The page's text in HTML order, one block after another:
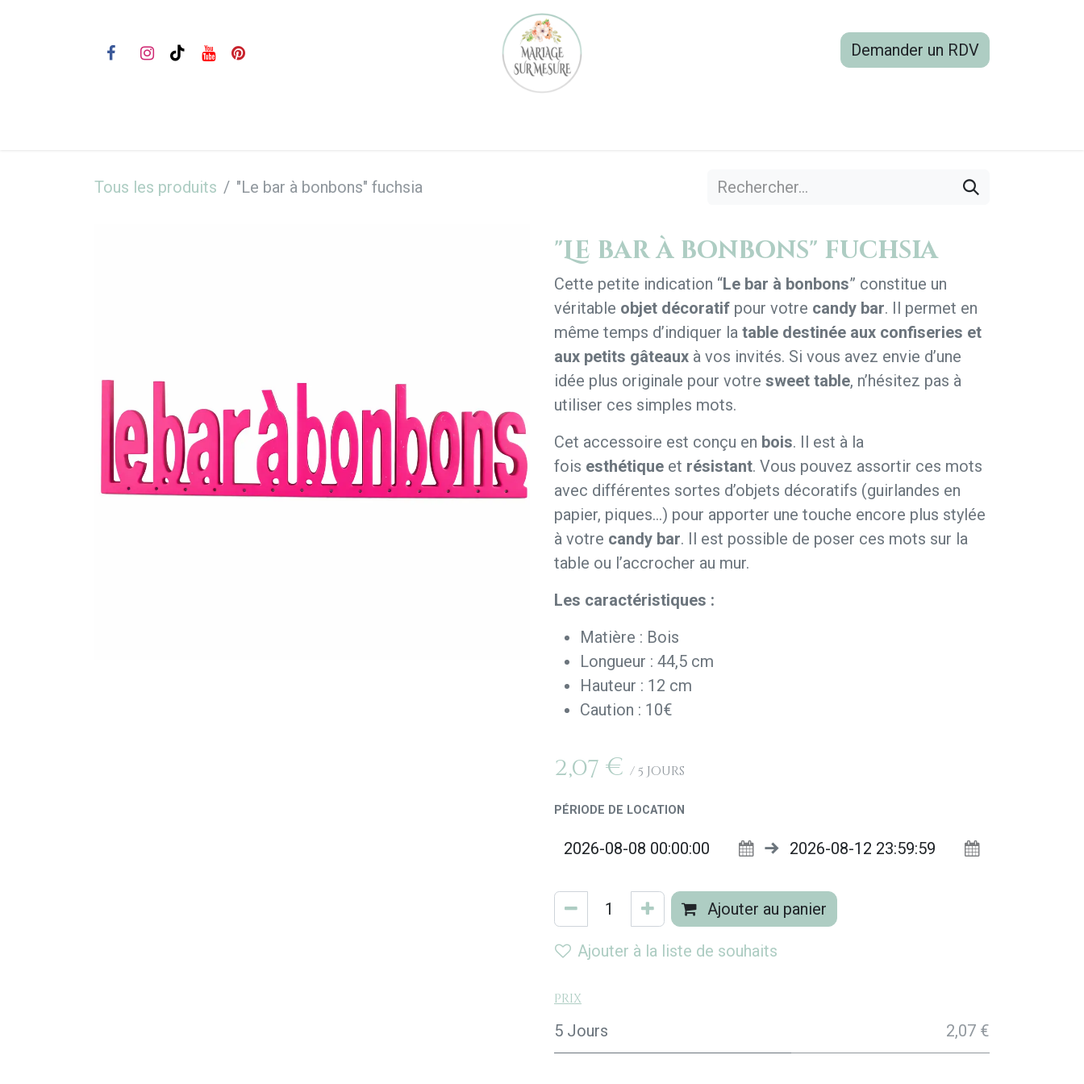
Demander un RDV
Tous les produits "Le bar à bonbons" fuchsia
"Le bar à bonbons" fuchsia
Cette petite indication “Le bar à bonbons” constitue un
véritable objet décoratif pour votre candy bar. Il permet en
même temps d’indiquer la table destinée aux confiseries et
aux petits gâteaux à vos invités. Si vous avez envie d’une
idée plus originale pour votre sweet table, n’hésitez pas à
utiliser ces simples mots.
Cet accessoire est conçu en bois. Il est à la
fois esthétique et résistant. Vous pouvez assortir ces mots
avec différentes sortes d’objets décoratifs (guirlandes en
papier, piques…) pour apporter une touche encore plus stylée
à votre candy bar. Il est possible de poser ces mots sur la
table ou l’accrocher au mur.
Les caractéristiques :
Matière : Bois
Longueur : 44,5 cm
Hauteur : 12 cm
Caution : 10€
2,07 € /5 Jours
PÉRIODE DE LOCATION
Ajouter au panier
Ajouter à la liste de souhaits
Prix
5 Jours 2,07 €